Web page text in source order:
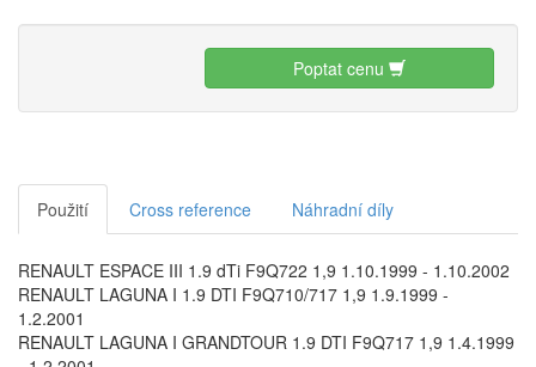
Poptat cenu
Použití Cross reference Náhradní díly
RENAULT ESPACE III 1.9 dTi F9Q722 1,9 1.10.1999 - 1.10.2002
RENAULT LAGUNA I 1.9 DTI F9Q710/717 1,9 1.9.1999 -
1.2.2001
RENAULT LAGUNA I GRANDTOUR 1.9 DTI F9Q717 1,9 1.4.1999